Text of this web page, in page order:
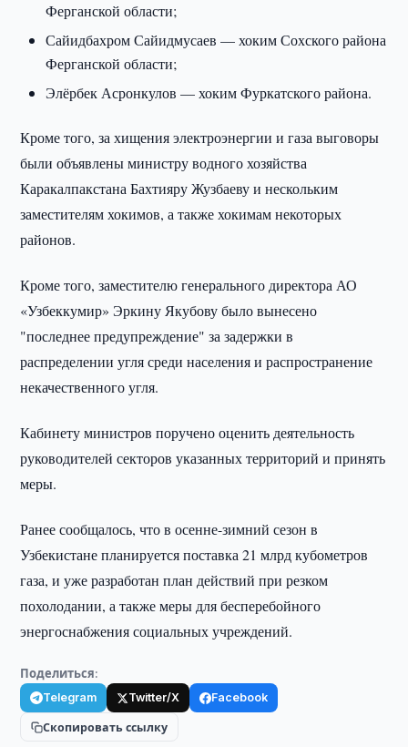
Ферганской области;
Сайидбахром Сайидмусаев — хоким Сохского района
Ферганской области;
Элёрбек Асронкулов — хоким Фуркатского района.
Кроме того, за хищения электроэнергии и газа выговоры
были объявлены министру водного хозяйства
Каракалпакстана Бахтияру Жузбаеву и нескольким
заместителям хокимов, а также хокимам некоторых
районов.
Кроме того, заместителю генерального директора АО
«Узбеккумир» Эркину Якубову было вынесено
"последнее предупреждение" за задержки в
распределении угля среди населения и распространение
некачественного угля.
Кабинету министров поручено оценить деятельность
руководителей секторов указанных территорий и принять
меры.
Ранее сообщалось, что в осенне-зимний сезон в
Узбекистане планируется поставка 21 млрд кубометров
газа, и уже разработан план действий при резком
похолодании, а также меры для бесперебойного
энергоснабжения социальных учреждений.
Поделиться:
Telegram Twitter/X Facebook
Скопировать ссылку